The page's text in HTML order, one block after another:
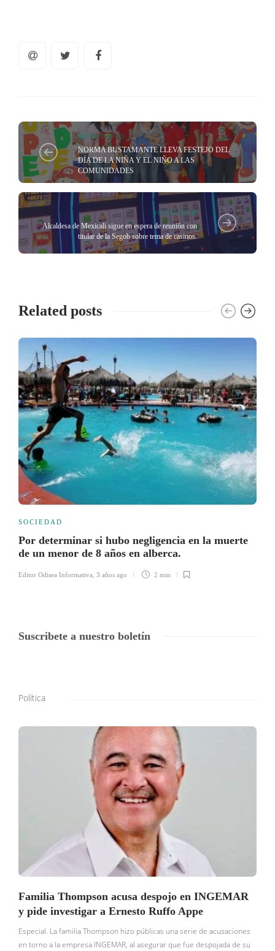
MUNICIPIO
NORMA BUSTAMANTE LLEVA FESTEJO DEL
DÍA DE LA NIÑA Y EL NIÑO A LAS
COMUNIDADES
SOCIEDAD
Alcaldesa de Mexicali sigue en espera de reunión con
titular de la Segob sobre tema de casinos.
Related posts
SOCIEDAD
Por determinar si hubo negligencia en la muerte
de un menor de 8 años en alberca.
Editor Odisea Informativa 3 años ago 2 min
Suscribete a nuestro boletín
Política
Familia Thompson acusa despojo en INGEMAR
y pide investigar a Ernesto Ruffo Appe
Especial. La familia Thompson hizo públicas una serie de acusaciones
en torno a la empresa INGEMAR, al asegurar que fue despojada de su